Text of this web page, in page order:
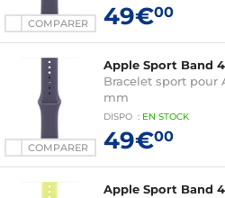
COMPARER 49€00
COMPARER
Apple Sport Band
Bracelet sport pour
mm
DISPO : EN STOCK
49€00
Apple Sport Band